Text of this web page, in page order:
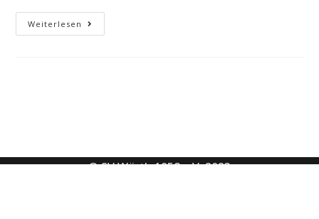
Weiterlesen
© SV Wörth 1958 e.V. 2023